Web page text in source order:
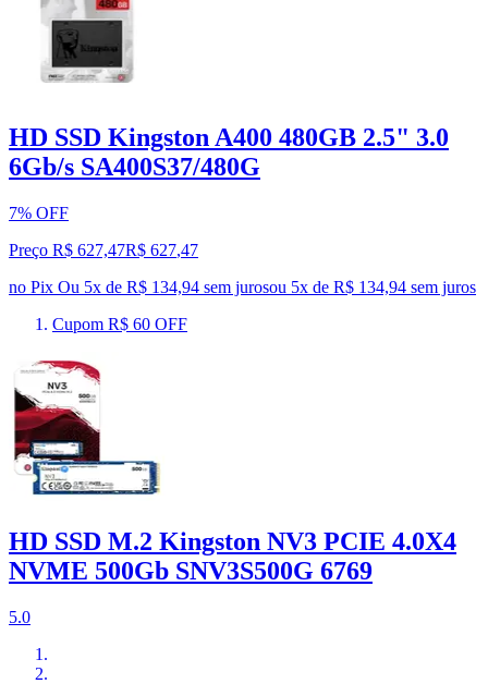
HD SSD Kingston A400 480GB 2.5" 3.0
6Gb/s SA400S37/480G
7% OFF
Preço R$ 627,47R$ 627,47
no Pix Ou 5x de R$ 134,94 sem jurosou 5x de R$ 134,94 sem juros
Cupom R$ 60 OFF
HD SSD M.2 Kingston NV3 PCIE 4.0X4
NVME 500Gb SNV3S500G 6769
5.0